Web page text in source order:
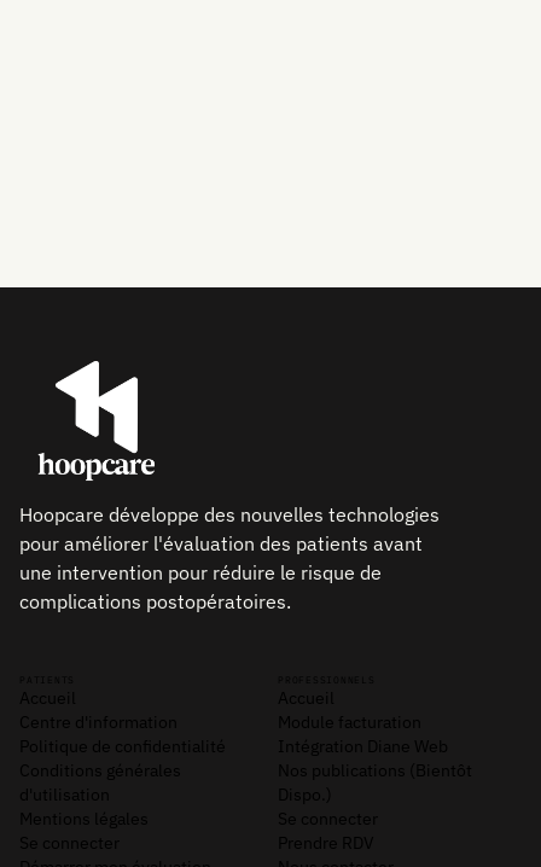
Hoopcare développe des nouvelles technologies
pour améliorer l'évaluation des patients avant
une intervention pour réduire le risque de
complications postopératoires.
PATIENTS
Accueil
Centre d'information
Politique de confidentialité
Conditions générales
d'utilisation
Mentions légales
Se connecter
PROFESSIONNELS
Accueil
Module facturation
Intégration Diane Web
Nos publications (Bientôt
Dispo.)
Se connecter
Prendre RDV